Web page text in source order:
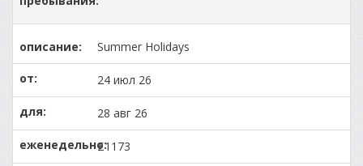
Summer Holidays
24 июл 26
28 авг 26
£1173